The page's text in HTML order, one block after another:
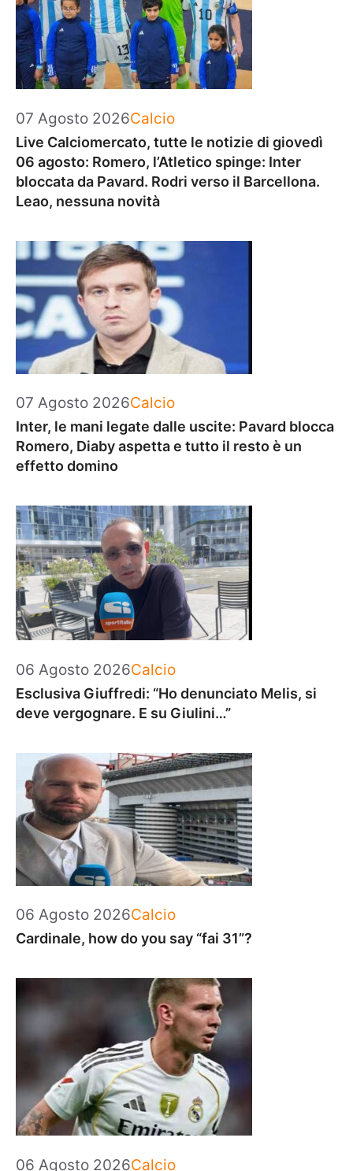
07 Agosto 2026Categorie
Calcio
Live Calciomercato, tutte le notizie di giovedì
06 agosto: Romero, l’Atletico spinge: Inter
bloccata da Pavard. Rodri verso il Barcellona.
Leao, nessuna novità
07 Agosto 2026Categorie
Calcio
Inter, le mani legate dalle uscite: Pavard blocca
Romero, Diaby aspetta e tutto il resto è un
effetto domino
06 Agosto 2026Categorie
Calcio
Esclusiva Giuffredi: “Ho denunciato Melis, si
deve vergognare. E su Giulini…”
06 Agosto 2026Categorie
Calcio
Cardinale, how do you say “fai 31”?
06 Agosto 2026Categorie
Calcio